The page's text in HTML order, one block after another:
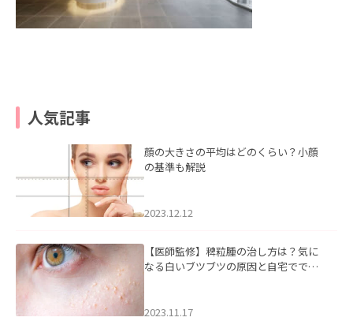
人気記事
顔の大きさの平均はどのくらい？小顔
の基準も解説
2023.12.12
【医師監修】稗粒腫の治し方は？気に
なる白いブツブツの原因と自宅ででき
2023.11.17